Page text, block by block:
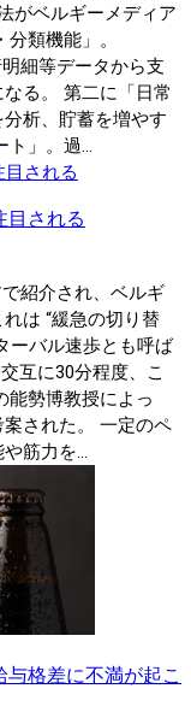
がベルギーメディア
類機能」。
細等データから支
る。 第二に「日常
析、貯蓄を増やす
ト」。過...
目される
紹介され、ベルギ
は “緩急の切り替
ーバル速歩とも呼ば
互に30分程度、こ
能勢博教授によっ
された。 一定のペ
筋力を...
格差に不満が起こ